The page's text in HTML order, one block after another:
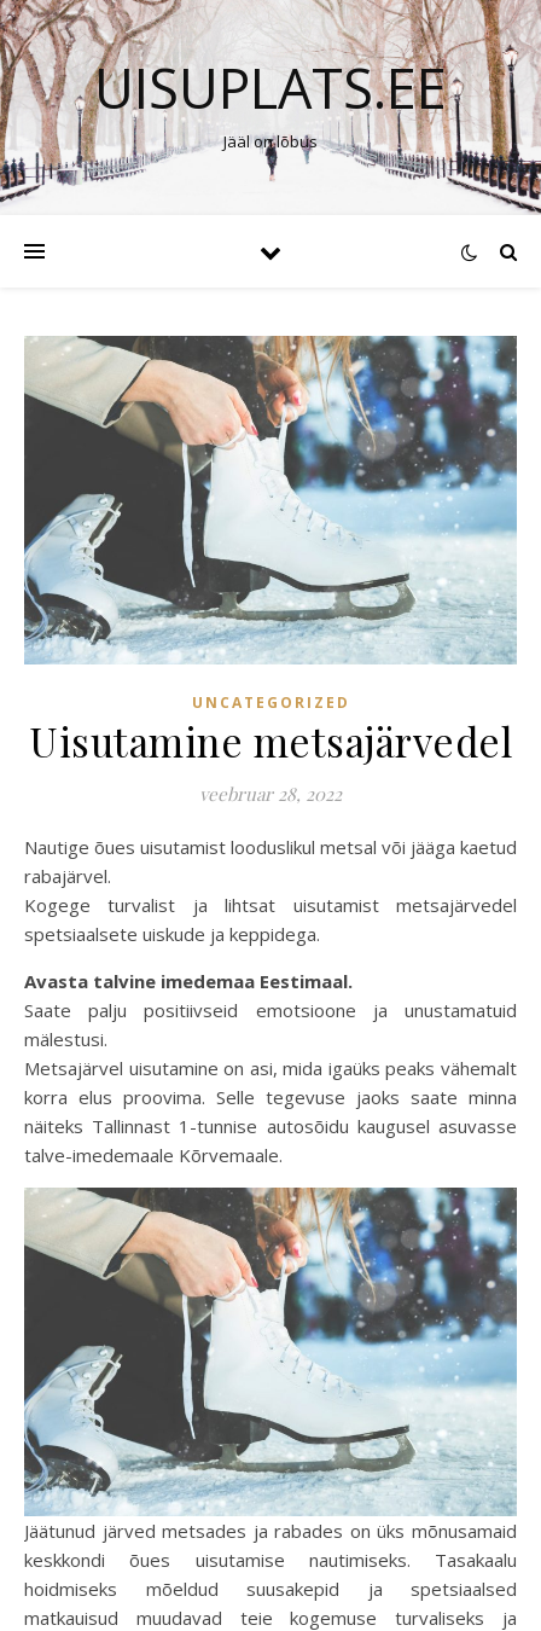
UISUPLATS.EE
Jääl on lõbus
UNCATEGORIZED
Uisutamine metsajärvedel
veebruar 28, 2022
Nautige õues uisutamist looduslikul metsal või jääga kaetud
rabajärvel.
Kogege turvalist ja lihtsat uisutamist metsajärvedel
spetsiaalsete uiskude ja keppidega.
Avasta talvine imedemaa Eestimaal.
Saate palju positiivseid emotsioone ja unustamatuid
mälestusi.
Metsajärvel uisutamine on asi, mida igaüks peaks vähemalt
korra elus proovima. Selle tegevuse jaoks saate minna
näiteks Tallinnast 1-tunnise autosõidu kaugusel asuvasse
talve-imedemaale Kõrvemaale.
Jäätunud järved metsades ja rabades on üks mõnusamaid
keskkondi õues uisutamise nautimiseks. Tasakaalu
hoidmiseks mõeldud suusakepid ja spetsiaalsed
matkauisud muudavad teie kogemuse turvaliseks ja